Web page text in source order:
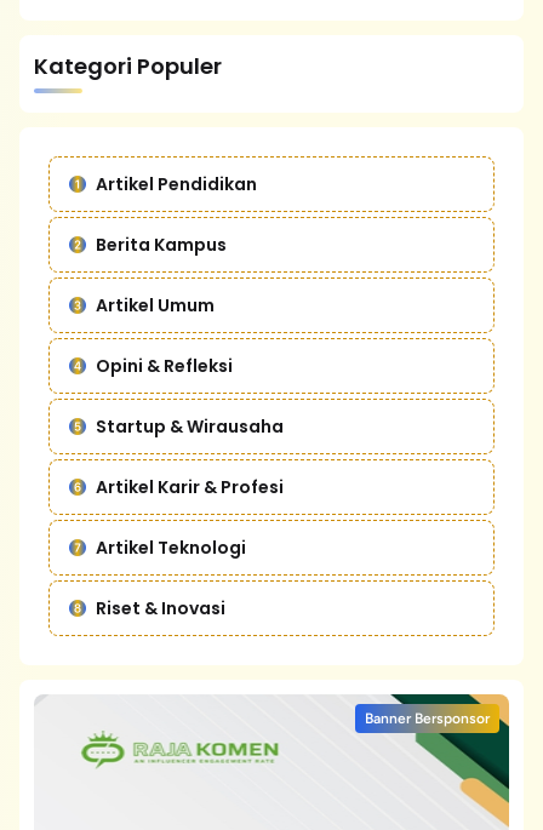
Kategori Populer
Artikel Pendidikan
Berita Kampus
Artikel Umum
Opini & Refleksi
Startup & Wirausaha
Artikel Karir & Profesi
Artikel Teknologi
Riset & Inovasi
Banner Bersponsor